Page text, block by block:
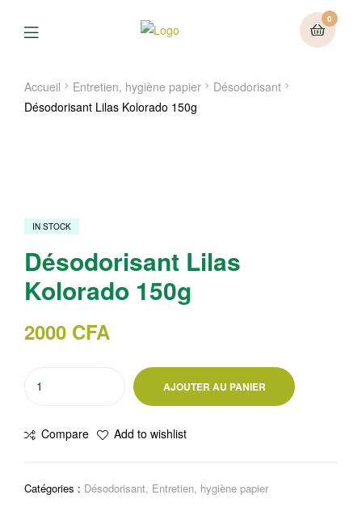
0
Menu
Accueil Entretien, hygiène papier
Désodorisant
Désodorisant Lilas Kolorado 150g
IN STOCK
Désodorisant Lilas
Kolorado 150g
2000 CFA
Lilas
AJOUTER AU PANIER
Compare Add to wishlist
Catégories : Désodorisant, Entretien, hygiène papier